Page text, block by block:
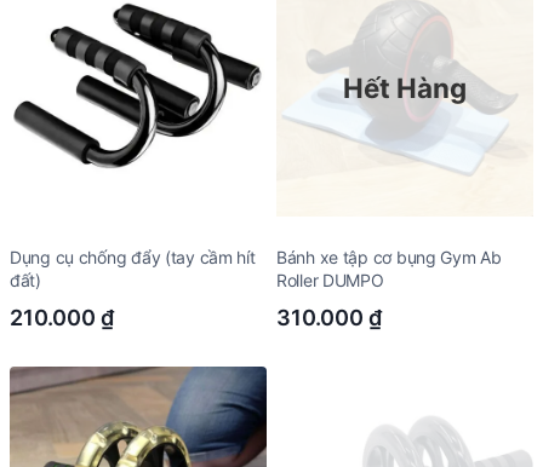
Dụng cụ chống đẩy (tay cầm hít
đất)
210.000 ₫
Hết Hàng
Bánh xe tập cơ bụng Gym Ab
Roller DUMPO
310.000 ₫